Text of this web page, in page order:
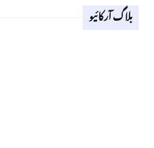
Apr 18, 2026
بلاگ آرکائیو